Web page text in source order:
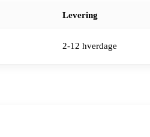
Levering
2-12 hverdage